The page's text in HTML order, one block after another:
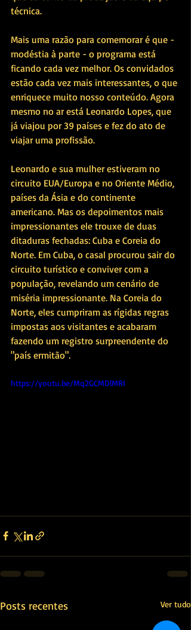
técnica.
Mais uma razão para comemorar é que -
modéstia à parte - o programa está
ficando cada vez melhor. Os convidados
estão cada vez mais interessantes, o que
enriquece muito nosso conteúdo. Agora
mesmo no ar está Leonardo Lopes, que
já viajou por 39 países e fez do ato de
viajar uma profissão.
Leonardo e sua mulher estiveram no
circuito EUA/Europa e no Oriente Médio,
países da Ásia e do continente
americano. Mas os depoimentos mais
impressionantes ele trouxe de duas
ditaduras fechadas: Cuba e Coreia do
Norte. Em Cuba, o casal procurou sair do
circuito turístico e conviver com a
população, revelando um cenário de
miséria impressionante. Na Coreia do
Norte, eles cumpriram as rígidas regras
impostas aos visitantes e acabaram
fazendo um registro surpreendente do
"país ermitão".
https://youtu.be/Mq2GCMDlMRI
Posts recentes Ver tudo